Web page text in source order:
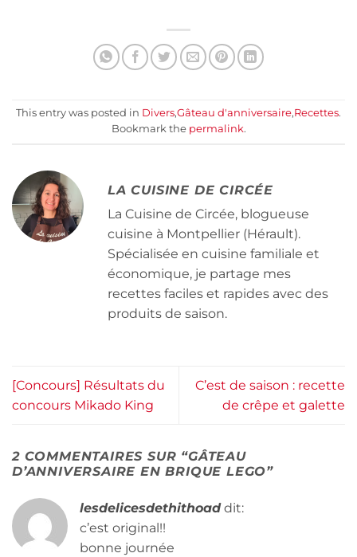
This entry was posted in Divers,Gâteau d'anniversaire,Recettes.
Bookmark the permalink.
LA CUISINE DE CIRCÉE
La Cuisine de Circée, blogueuse
cuisine à Montpellier (Hérault).
Spécialisée en cuisine familiale et
économique, je partage mes
recettes faciles et rapides avec des
produits de saison.
[Concours] Résultats du
concours Mikado King
C’est de saison : recette
de crêpe et galette
2 COMMENTAIRES SUR “GÂTEAU
D’ANNIVERSAIRE EN BRIQUE LEGO”
lesdelicesdethithoad dit:
c’est original!!
bonne journée